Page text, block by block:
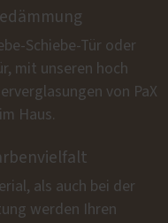
Schiebe-Tür oder
mit unseren hoch
von PaX
Haus.
als auch bei der
werden Ihren